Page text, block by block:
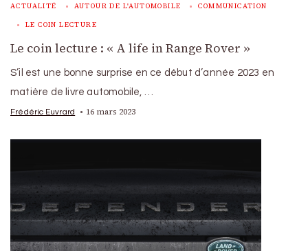
ACTUALITÉ AUTOUR DE L'AUTOMOBILE COMMUNICATION
LE COIN LECTURE
Le coin lecture : « A life in Range Rover »
S’il est une bonne surprise en ce début d’année 2023 en
matière de livre automobile, …
Frédéric Euvrard 16 mars 2023